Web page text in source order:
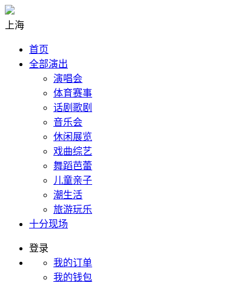
上海
首页
全部演出
演唱会
体育赛事
话剧歌剧
音乐会
休闲展览
戏曲综艺
舞蹈芭蕾
儿童亲子
潮生活
旅游玩乐
十分现场
登录
我的订单
我的钱包